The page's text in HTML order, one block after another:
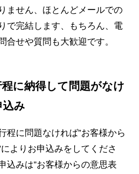
ません、ほとんどメールでの
で完結します、もちろん、電
合せや質問も大歓迎です。
に納得して問題がなけ
み
程に問題なければ”お客様から
によりお申込みをしてくださ
込みは”お客様からの意思表